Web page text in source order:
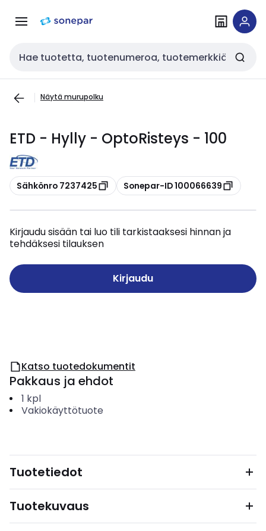
navigointiinsisältöön
Haku
Näytä murupolku
ETD - Hylly - OptoRisteys - 100
Kopioi
Sähkönro 7237425 Kopioi
Sonepar-ID 100066639
Kirjaudu sisään tai luo tili tarkistaaksesi hinnan ja
tehdäksesi tilauksen
Kirjaudu
Katso tuotedokumentit
Pakkaus ja ehdot
1 kpl
Vakiokäyttötuote
Tuotetiedot
Tuotekuvaus